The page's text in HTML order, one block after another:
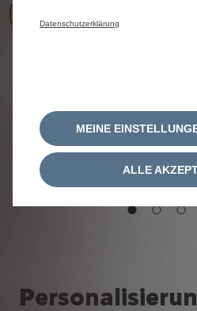
Zurück
Construction
Datenschutzerklärung
MEINE
ALLE